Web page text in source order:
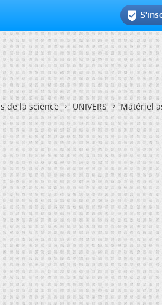

de la science UNIVERS Matériel